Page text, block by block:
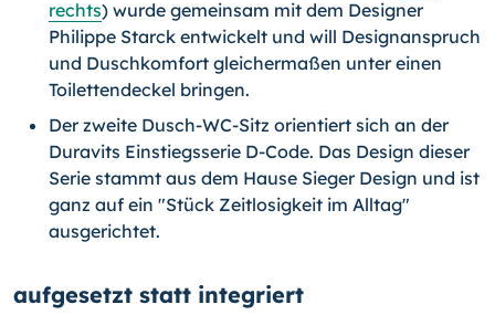
rechts) wurde gemeinsam mit dem Designer
Philippe Starck entwickelt und will Designanspruch
und Duschkomfort gleichermaßen unter einen
Toilettendeckel bringen.
Der zweite Dusch-WC-Sitz orientiert sich an der
Duravits Einstiegsserie D-Code. Das Design dieser
Serie stammt aus dem Hause Sieger Design und ist
ganz auf ein "Stück Zeitlosigkeit im Alltag"
ausgerichtet.
aufgesetzt statt integriert